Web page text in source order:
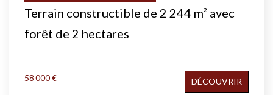
Terrain constructible de 2 244 m² avec
forêt de 2 hectares
58 000 € DÉCOUVRIR